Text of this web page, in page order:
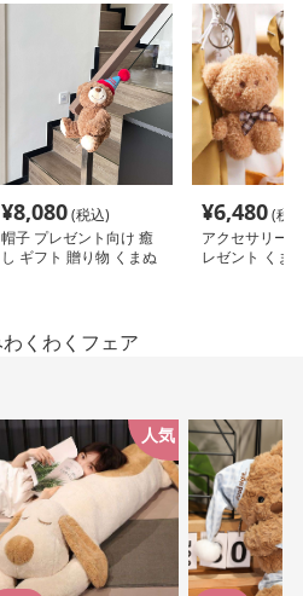
¥8,080(税込)
帽子 プレゼント向け 癒
し ギフト 贈り物 くまぬ
¥6,480(税
アクセサリー
レゼント くま
人気